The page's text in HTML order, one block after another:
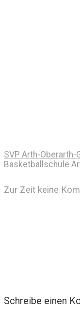
SVP Arth-Oberarth-
Basketballschule
Zur Zeit keine
Schreibe einen